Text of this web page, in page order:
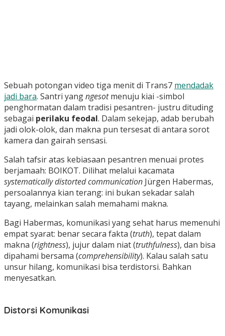
Sebuah potongan video tiga menit di Trans7 mendadak
jadi bara. Santri yangngesotmenuju kiai -simbol
penghormatan dalam tradisi pesantren- justru dituding
sebagai perilaku feodal. Dalam sekejap, adab berubah
jadi olok-olok, dan makna pun tersesat di antara sorot
kamera dan gairah sensasi.
Salah tafsir atas kebiasaan pesantren menuai protes
berjamaah: BOIKOT. Dilihat melalui kacamata
systematically distorted communication Jürgen Habermas,
persoalannya kian terang: ini bukan sekadar salah
tayang, melainkan salah memahami makna.
Bagi Habermas, komunikasi yang sehat harus memenuhi
empat syarat: benar secara fakta (truth), tepat dalam
makna (rightness), jujur dalam niat (truthfulness), dan bisa
dipahami bersama (comprehensibility). Kalau salah satu
unsur hilang, komunikasi bisa terdistorsi. Bahkan
menyesatkan.
Distorsi Komunikasi